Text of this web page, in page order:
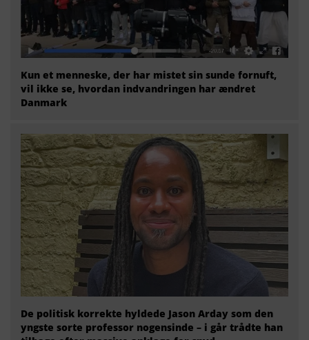
Kun et menneske, der har mistet sin sunde fornuft,
vil ikke se, hvordan indvandringen har ændret
Danmark
De politisk korrekte hyldede Jason Arday som den
yngste sorte professor nogensinde – i går trådte han